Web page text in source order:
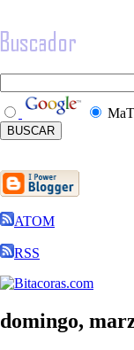
ATOM
RSS
domingo,